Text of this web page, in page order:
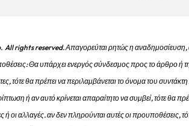
rights reserved. Απαγορεύται ρητώς η
Θα υπάρχει ενεργός σύνδεσμος προς το άρθρο ή
τότε θα πρέπει να περιλαμβάνεται το όνομα του
ή αν αυτό κρίνεται απαραίτητο να συμβεί, τότε θα
ή οι αλλαγές. αν δεν πληρούνται αυτές οι προυποθέσεις,